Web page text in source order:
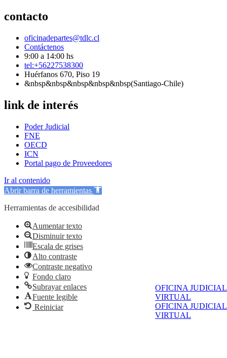
OFICINA JUDICIAL
VIRTUAL
OFICINA JUDICIAL
VIRTUAL
contacto
oficinadepartes@tdlc.cl
Contáctenos
9:00 a 14:00 hs
tel:+56227538300
Huérfanos 670, Piso 19
&nbsp&nbsp&nbsp&nbsp&nbsp(Santiago-Chile)
link de interés
Poder Judicial
FNE
OECD
ICN
Portal pago de Proveedores
Ir al contenido
Abrir barra de herramientas
Herramientas de accesibilidad
Aumentar texto
Disminuir texto
Escala de grises
Alto contraste
Contraste negativo
Fondo claro
Subrayar enlaces
Fuente legible
Reiniciar